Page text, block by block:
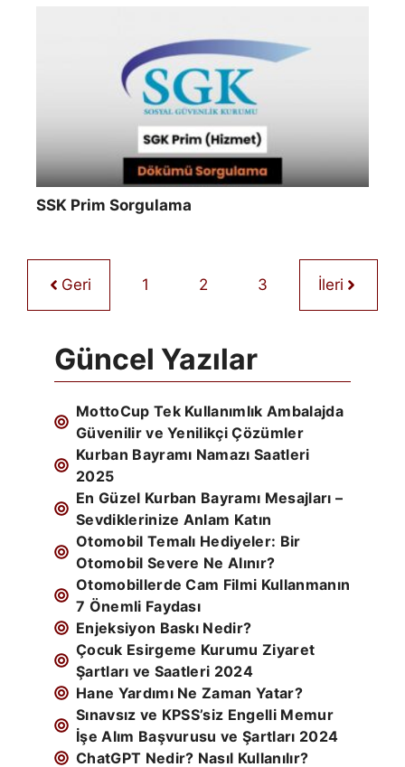
SSK Prim Sorgulama
Geri 1 2 3 İleri
Güncel Yazılar
MottoCup Tek Kullanımlık Ambalajda
Güvenilir ve Yenilikçi Çözümler
Kurban Bayramı Namazı Saatleri
2025
En Güzel Kurban Bayramı Mesajları –
Sevdiklerinize Anlam Katın
Otomobil Temalı Hediyeler: Bir
Otomobil Severe Ne Alınır?
Otomobillerde Cam Filmi Kullanmanın
7 Önemli Faydası
Enjeksiyon Baskı Nedir?
Çocuk Esirgeme Kurumu Ziyaret
Şartları ve Saatleri 2024
Hane Yardımı Ne Zaman Yatar?
Sınavsız ve KPSS’siz Engelli Memur
İşe Alım Başvurusu ve Şartları 2024
ChatGPT Nedir? Nasıl Kullanılır?